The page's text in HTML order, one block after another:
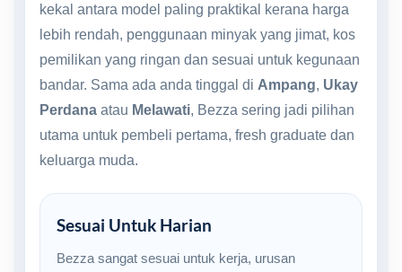
kekal antara model paling praktikal kerana harga
lebih rendah, penggunaan minyak yang jimat, kos
pemilikan yang ringan dan sesuai untuk kegunaan
bandar. Sama ada anda tinggal di Ampang, Ukay
Perdana atau Melawati, Bezza sering jadi pilihan
utama untuk pembeli pertama, fresh graduate dan
keluarga muda.
Sesuai Untuk Harian
Bezza sangat sesuai untuk kerja, urusan